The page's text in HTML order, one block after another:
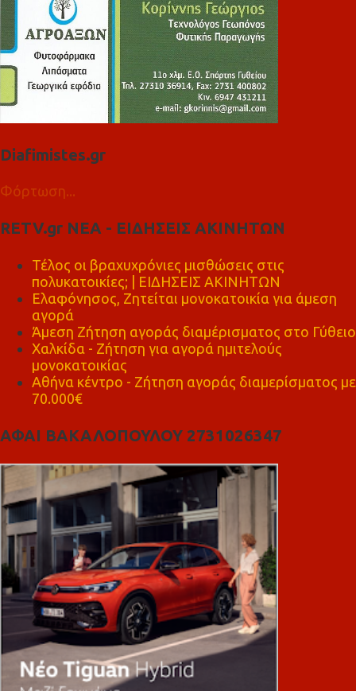
Diafimistes.gr
Φόρτωση...
RETV.gr ΝΕΑ - ΕΙΔΗΣΕΙΣ ΑΚΙΝΗΤΩΝ
Τέλος οι βραχυχρόνιες μισθώσεις στις
πολυκατοικίες; | ΕΙΔΗΣΕΙΣ ΑΚΙΝΗΤΩΝ
Ελαφόνησος, Ζητείται μονοκατοικία για άμεση
αγορά
Άμεση Ζήτηση αγοράς διαμέρισματος στο Γύθειο
Χαλκίδα - Ζήτηση για αγορά ημιτελούς
μονοκατοικίας
Αθήνα κέντρο - Ζήτηση αγοράς διαμερίσματος με
70.000€
ΑΦΑΙ ΒΑΚΑΛΟΠΟΥΛΟΥ 2731026347